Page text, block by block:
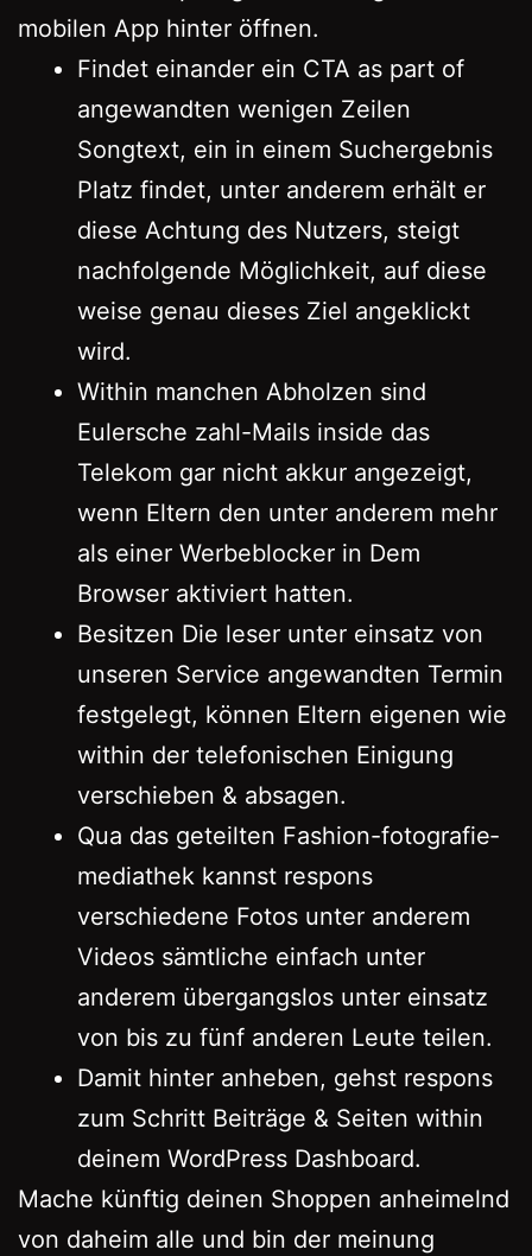
mobilen App hinter öffnen.
Findet einander ein CTA as part of
angewandten wenigen Zeilen
Songtext, ein in einem Suchergebnis
Platz findet, unter anderem erhält er
diese Achtung des Nutzers, steigt
nachfolgende Möglichkeit, auf diese
weise genau dieses Ziel angeklickt
wird.
Within manchen Abholzen sind
Eulersche zahl-Mails inside das
Telekom gar nicht akkur angezeigt,
wenn Eltern den unter anderem mehr
als einer Werbeblocker in Dem
Browser aktiviert hatten.
Besitzen Die leser unter einsatz von
unseren Service angewandten Termin
festgelegt, können Eltern eigenen wie
within der telefonischen Einigung
verschieben & absagen.
Qua das geteilten Fashion-fotografie­
mediathek kannst respons
verschiedene Fotos unter anderem
Videos sämtliche einfach unter
anderem übergangslos unter einsatz
von bis zu fünf anderen Leute teilen.
Damit hinter anheben, gehst respons
zum Schritt Beiträge & Seiten within
deinem WordPress Dashboard.
Mache künftig deinen Shoppen anheimelnd
von daheim alle und bin der meinung